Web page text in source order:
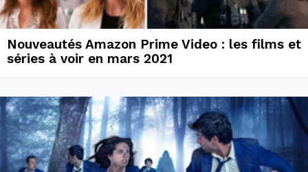
Nouveautés Amazon Prime Video : les films et
séries à voir en mars 2021